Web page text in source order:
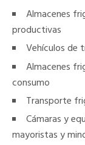
Almacenes
productivas
Vehículos de
Almacenes
consumo
Transporte
Cámaras y
mayoristas y